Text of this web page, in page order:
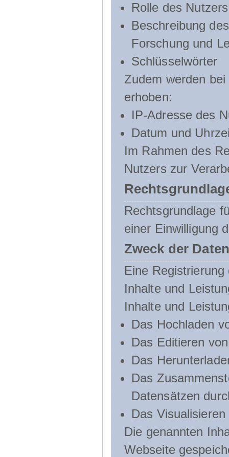
Rolle des
Beschreibung
Forschung und
Schlüsselwörter
Zudem werden
erhoben:
IP-Adresse des
Datum und
Im Rahmen des
Nutzers zur
Rechtsgrundlage
einer Einwilligung
Zweck der
Eine
Inhalte und
Inhalte und
Das Hochladen
Das Editieren
Das
Das
Datensätzen
Das
Die genannten
Webseite